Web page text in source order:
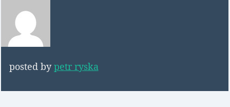
posted bypetr ryska